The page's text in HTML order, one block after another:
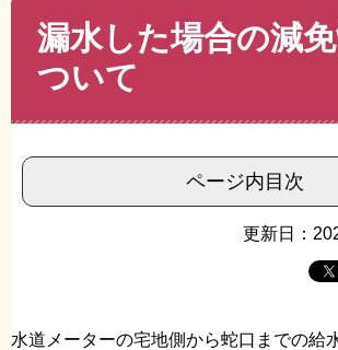
漏水した場合の減
ついて
ページ内目次
更新日：
水道メーターの宅地側から蛇口までの給